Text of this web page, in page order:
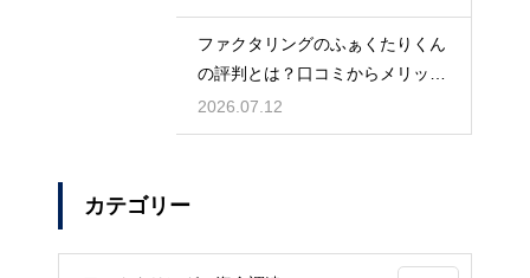
ファクタリングのふぁくたりくん
の評判とは？口コミからメリット
を徹底解説
2026.07.12
カテゴリー